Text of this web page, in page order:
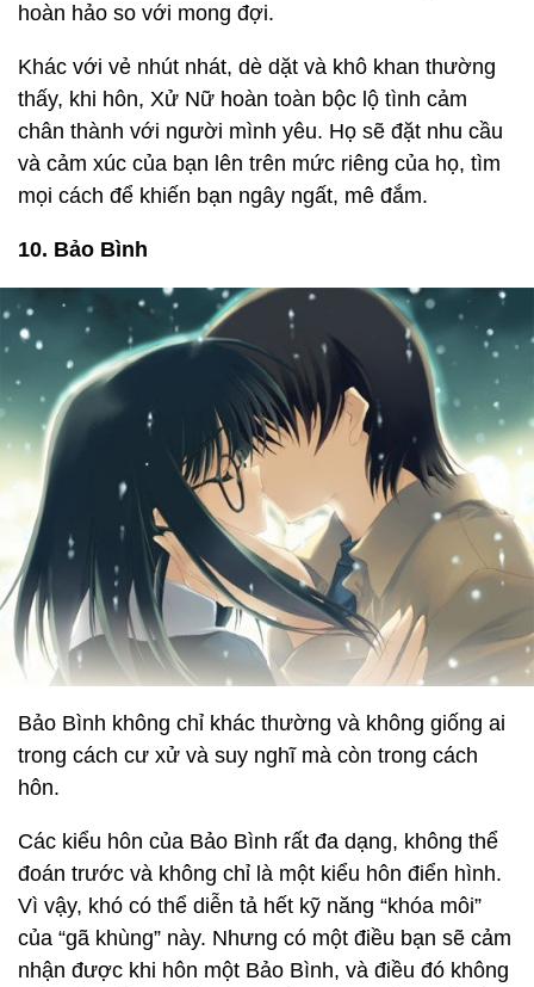
hoàn hảo so với mong đợi.
Khác với vẻ nhút nhát, dè dặt và khô khan thường
thấy, khi hôn, Xử Nữ hoàn toàn bộc lộ tình cảm
chân thành với người mình yêu. Họ sẽ đặt nhu cầu
và cảm xúc của bạn lên trên mức riêng của họ, tìm
mọi cách để khiến bạn ngây ngất, mê đắm.
10. Bảo Bình
Bảo Bình không chỉ khác thường và không giống ai
trong cách cư xử và suy nghĩ mà còn trong cách
hôn.
Các kiểu hôn của Bảo Bình rất đa dạng, không thể
đoán trước và không chỉ là một kiểu hôn điển hình.
Vì vậy, khó có thể diễn tả hết kỹ năng “khóa môi”
của “gã khùng” này. Nhưng có một điều bạn sẽ cảm
nhận được khi hôn một Bảo Bình, và điều đó không